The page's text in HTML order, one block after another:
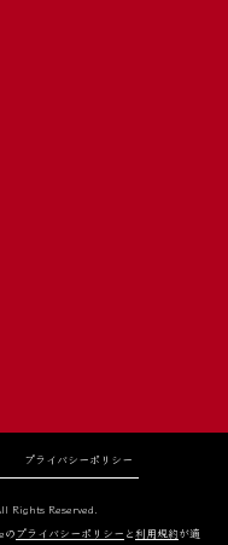
プライバシーポリシー
Rights Reserved.
のプライバシーポリシー と利用規約が適